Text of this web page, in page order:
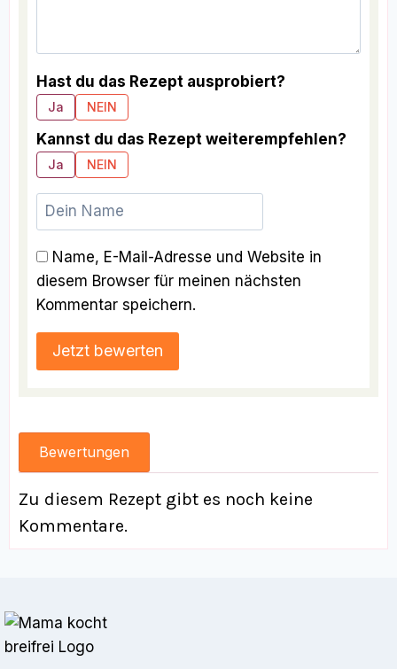
Hast du das Rezept ausprobiert?
Ja NEIN
Kannst du das Rezept weiterempfehlen?
Ja NEIN
Name, E-Mail-Adresse und Website in
diesem Browser für meinen nächsten
Kommentar speichern.
Bewertungen
Zu diesem Rezept gibt es noch keine
Kommentare.